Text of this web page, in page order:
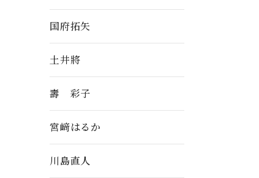
国府拓矢
土井將
壽 彩子
宮﨑はるか
川島直人